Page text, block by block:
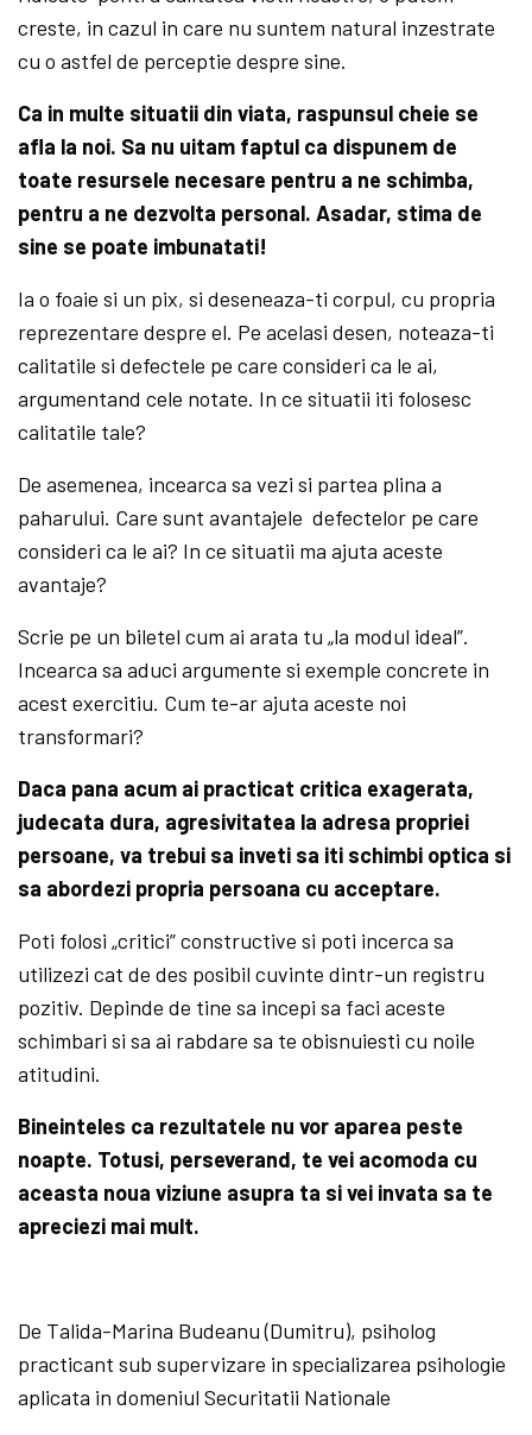
creste, in cazul in care nu suntem natural inzestrate
cu o astfel de perceptie despre sine.
Ca in multe situatii din viata, raspunsul cheie se
afla la noi. Sa nu uitam faptul ca dispunem de
toate resursele necesare pentru a ne schimba,
pentru a ne dezvolta personal. Asadar, stima de
sine se poate imbunatati!
Ia o foaie si un pix, si deseneaza-ti corpul, cu propria
reprezentare despre el. Pe acelasi desen, noteaza-ti
calitatile si defectele pe care consideri ca le ai,
argumentand cele notate. In ce situatii iti folosesc
calitatile tale?
De asemenea, incearca sa vezi si partea plina a
paharului. Care sunt avantajele defectelor pe care
consideri ca le ai? In ce situatii ma ajuta aceste
avantaje?
Scrie pe un biletel cum ai arata tu „la modul ideal”.
Incearca sa aduci argumente si exemple concrete in
acest exercitiu. Cum te-ar ajuta aceste noi
transformari?
Daca pana acum ai practicat critica exagerata,
judecata dura, agresivitatea la adresa propriei
persoane, va trebui sa inveti sa iti schimbi optica si
sa abordezi propria persoana cu acceptare.
Poti folosi „critici” constructive si poti incerca sa
utilizezi cat de des posibil cuvinte dintr-un registru
pozitiv. Depinde de tine sa incepi sa faci aceste
schimbari si sa ai rabdare sa te obisnuiesti cu noile
atitudini.
Bineinteles ca rezultatele nu vor aparea peste
noapte. Totusi, perseverand, te vei acomoda cu
aceasta noua viziune asupra ta si vei invata sa te
apreciezi mai mult.
De Talida-Marina Budeanu (Dumitru), psiholog
practicant sub supervizare in specializarea psihologie
aplicata in domeniul Securitatii Nationale